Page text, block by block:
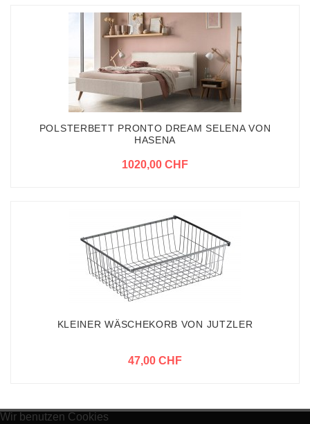
POLSTERBETT PRONTO DREAM SELENA VON
HASENA
1020,00 CHF
KLEINER WÄSCHEKORB VON JUTZLER
47,00 CHF
Wir benutzen Cookies